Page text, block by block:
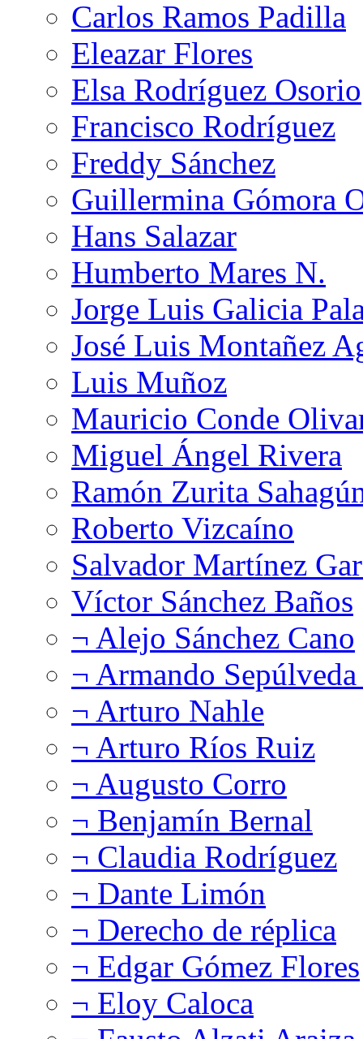
Carlos Ramos Padilla
Eleazar Flores
Elsa Rodríguez Osorio
Francisco Rodríguez
Freddy Sánchez
Guillermina Gómora
Hans Salazar
Humberto Mares N.
Jorge Luis Galicia
José Luis Montañez
Luis Muñoz
Mauricio Conde
Miguel Ángel Rivera
Ramón Zurita
Roberto Vizcaíno
Salvador Martínez
Víctor Sánchez Baños
¬ Alejo Sánchez Cano
¬ Armando
¬ Arturo Nahle
¬ Arturo Ríos Ruiz
¬ Augusto Corro
¬ Benjamín Bernal
¬ Claudia Rodríguez
¬ Dante Limón
¬ Derecho de réplica
¬ Edgar Gómez Flores
¬ Eloy Caloca